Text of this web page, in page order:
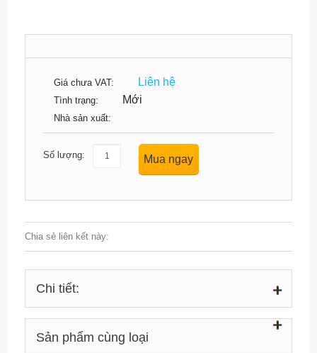
Giá chưa VAT: Liên hệ
Tình trạng: Mới
Nhà sản xuất:
Số lượng: Mua ngay
Chia sẻ liên kết này:
Chi tiết:
Sản phẩm cùng loại